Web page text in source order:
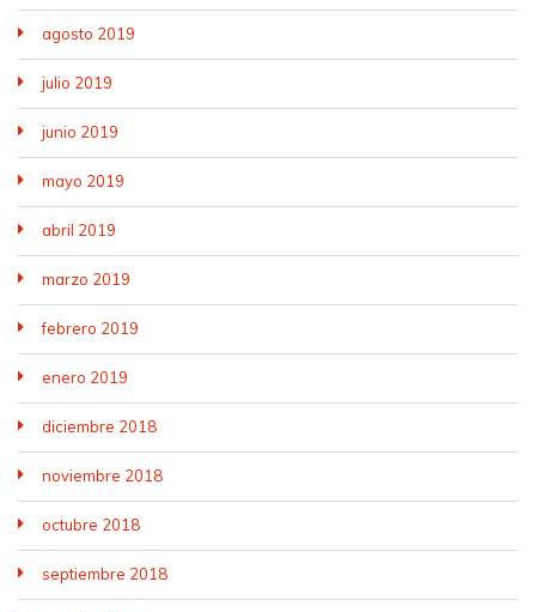
agosto 2019
julio 2019
junio 2019
mayo 2019
abril 2019
marzo 2019
febrero 2019
enero 2019
diciembre 2018
noviembre 2018
octubre 2018
septiembre 2018